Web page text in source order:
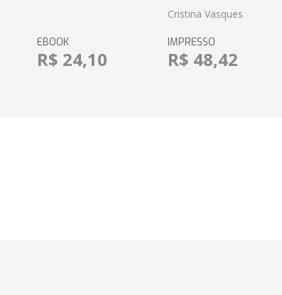
EBOOK
R$ 24,10
Cristina Vasques
IMPRESSO
R$ 48,42